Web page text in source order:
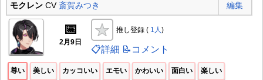
モクレンCV 斎賀みつき 編集
📅
2月9日
推し登録 ( 1人)
📋詳細 📝コメント
尊い 美しい カッコいい エモい かわいい 面白い 楽しい